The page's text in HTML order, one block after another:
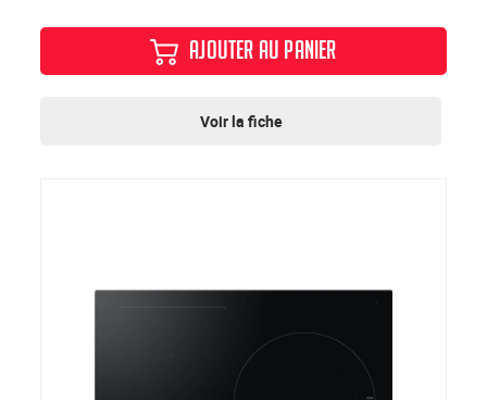
AJOUTER AU PANIER
Voir la fiche